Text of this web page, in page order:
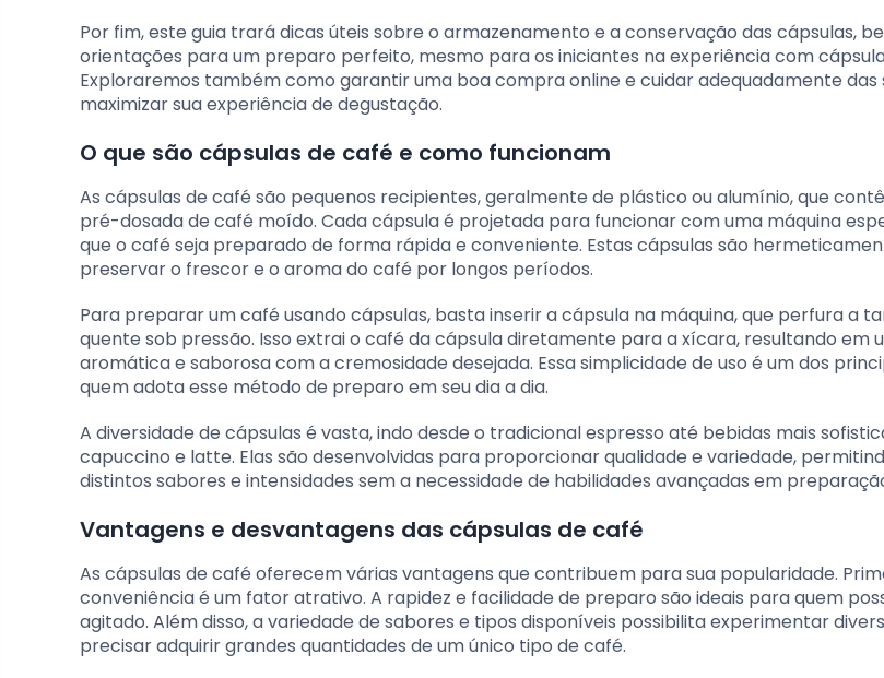
Por fim, este guia trará dicas úteis sobre o armazenamento e a conservação das cápsulas,
orientações para um preparo perfeito, mesmo para os iniciantes na experiência com
Exploraremos também como garantir uma boa compra online e cuidar adequadamente das
maximizar sua experiência de degustação.
O que são cápsulas de café e como funcionam
As cápsulas de café são pequenos recipientes, geralmente de plástico ou alumínio, que
pré-dosada de café moído. Cada cápsula é projetada para funcionar com uma máquina
que o café seja preparado de forma rápida e conveniente. Estas cápsulas são
preservar o frescor e o aroma do café por longos períodos.
Para preparar um café usando cápsulas, basta inserir a cápsula na máquina, que perfura a
quente sob pressão. Isso extrai o café da cápsula diretamente para a xícara, resultando em
aromática e saborosa com a cremosidade desejada. Essa simplicidade de uso é um dos
quem adota esse método de preparo em seu dia a dia.
A diversidade de cápsulas é vasta, indo desde o tradicional espresso até bebidas mais
capuccino e latte. Elas são desenvolvidas para proporcionar qualidade e variedade,
distintos sabores e intensidades sem a necessidade de habilidades avançadas em
Vantagens e desvantagens das cápsulas de café
As cápsulas de café oferecem várias vantagens que contribuem para sua popularidade.
conveniência é um fator atrativo. A rapidez e facilidade de preparo são ideais para quem
agitado. Além disso, a variedade de sabores e tipos disponíveis possibilita experimentar
precisar adquirir grandes quantidades de um único tipo de café.